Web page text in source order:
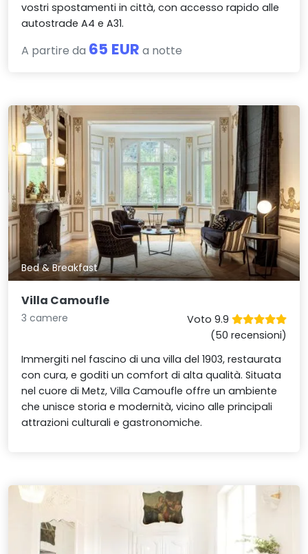
vostri spostamenti in città, con accesso rapido alle
autostrade A4 e A31.
A partire da 65 EUR a notte
Bed & Breakfast
Villa Camoufle
3 camere
Voto 9.9
(50 recensioni)
Immergiti nel fascino di una villa del 1903, restaurata
con cura, e goditi un comfort di alta qualità. Situata
nel cuore di Metz, Villa Camoufle offre un ambiente
che unisce storia e modernità, vicino alle principali
attrazioni culturali e gastronomiche.